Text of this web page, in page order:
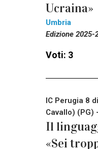
Ucraina»
Umbria
Edizione 2025-
Voti: 3
IC Perugia 8
Cavallo) (PG)
Il
«Sei